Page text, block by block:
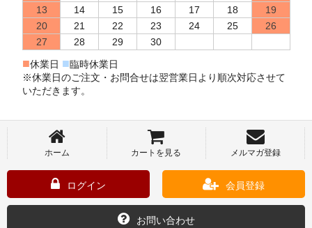
13
14 15 16 17 18
19
20
21 22 23 24 25
26
27
28 29 30
■休業日 ■臨時休業日
※休業日のご注文・お問合せは翌営業日より順次対応させて
いただきます。
ホーム カートを見る メルマガ登録
ログイン 会員登録
お問い合わせ